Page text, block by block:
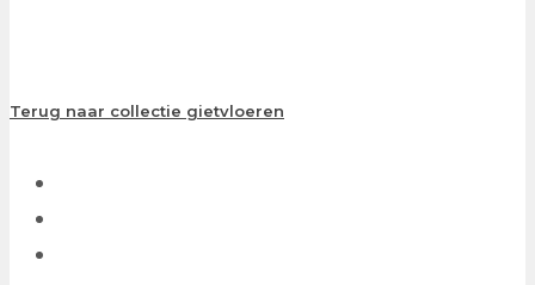
Terug naar collectie gietvloeren